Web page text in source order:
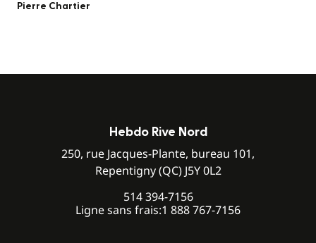
Pierre Chartier
Hebdo Rive Nord
250, rue Jacques-Plante, bureau 101,
Repentigny (QC) J5Y 0L2
514 394-7156
Ligne sans frais:1 888 767-7156